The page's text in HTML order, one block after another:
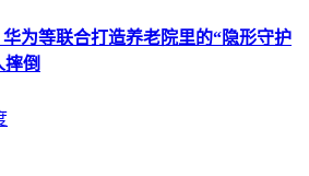
为等联合打造养老院里的“隐形守护
倒